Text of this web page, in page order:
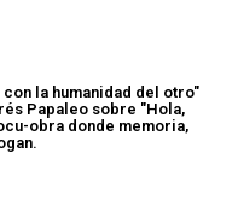
la humanidad del otro"
Papaleo sobre "Hola,
obra donde memoria,